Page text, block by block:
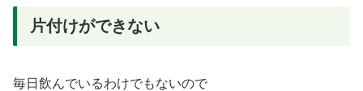
片付けができない
毎日飲んでいるわけでもないので